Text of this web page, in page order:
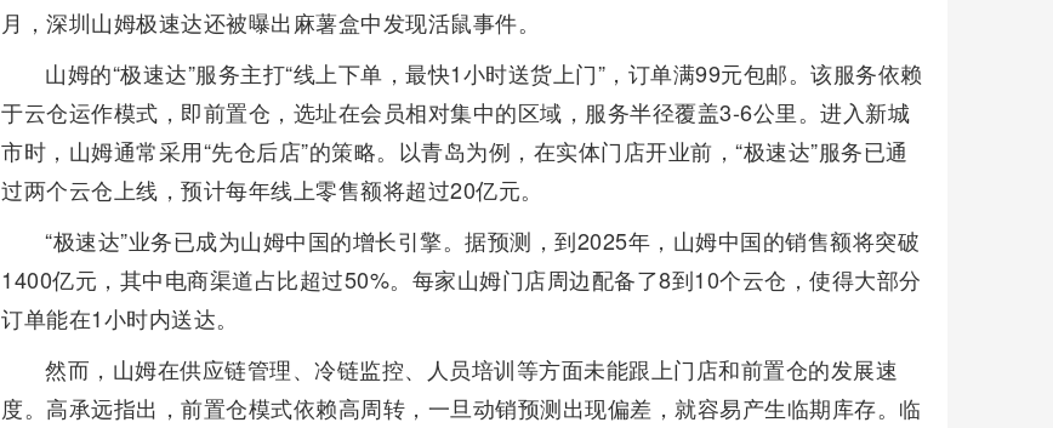
月，深圳山姆极速达还被曝出麻薯盒中发现活鼠事件。
山姆的“极速达”服务主打“线上下单，最快1小时送货上门”，订单满99元包邮。该服务依赖
于云仓运作模式，即前置仓，选址在会员相对集中的区域，服务半径覆盖3-6公里。进入新城
市时，山姆通常采用“先仓后店”的策略。以青岛为例，在实体门店开业前，“极速达”服务已通
过两个云仓上线，预计每年线上零售额将超过20亿元。
“极速达”业务已成为山姆中国的增长引擎。据预测，到2025年，山姆中国的销售额将突破
1400亿元，其中电商渠道占比超过50%。每家山姆门店周边配备了8到10个云仓，使得大部分
订单能在1小时内送达。
然而，山姆在供应链管理、冷链监控、人员培训等方面未能跟上门店和前置仓的发展速
度。高承远指出，前置仓模式依赖高周转，一旦动销预测出现偏差，就容易产生临期库存。临